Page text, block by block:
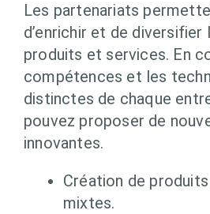
Les partenariats
d’enrichir et de diversifier
produits et services. En
compétences et les
distinctes de chaque
pouvez proposer de
innovantes.
Création de
mixtes.